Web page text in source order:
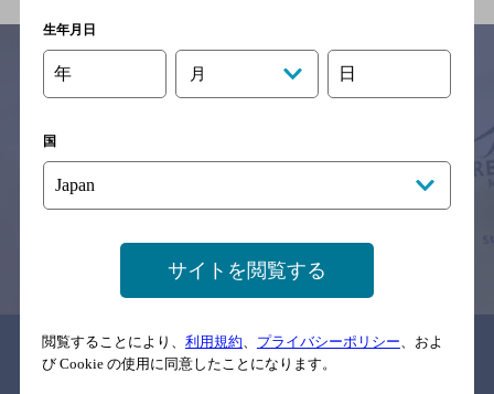
※それぞれのお店のメニューや営業時間などの掲載情報については、
念のためお店にご確認の上ご来店くださいますようお願い申し上げま
す。
関連リンク
生年月日
年 月 日
国
サイトを閲覧する
閲覧することにより、 利用規約 プライバシーポリシー 、およ
び Cookie の使用に同意したことになります。